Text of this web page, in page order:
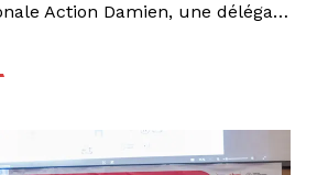
coordination nationale Action Damien, une délégation scientifique composée du professeur Bouke De Jong de l’Institut de Médecine Tropicale (IMT) et du professeur Marie-Josée Kabedi de l’Institut National de Recherche Biomédicale (INRB) pour un échange autour d’un projet de recherche sur la lèpre intitulée : « Etude sur la transmission et la résistance de Mycobacterium Leprae undefined Mycobacterium lepromatosis en Afrique ».Financée par la Leprosy Research Initiative (LRI), cette étude multicentrique, menée dans quatre pays africains (Burundi, Cameroun, Ghana, RDC), vise à mieux comprendre la transmission de la lèpre et la résistance aux médicaments antilépreux.Au cours de cette rencontre, nous avons échangé sur notre éventuelle participation à cette étude, dans le cadre de notre engagement dans la lutte contre la lèpre. Nous avons également discuté de la faisabilité et des modalités pratiques de sa mise en œuvre, notamment en ce qui concerne la surveillance de la résistance des bactéries aux traitements, un enjeu majeur pour garantir leur efficacité.En RDC, initialement prévue dans les provinces de Kinshasa et du Kongo Central, où le nombre de cas reste faible, l’étude pourrait être étendue à d’autres provinces plus endémiques, notamment le Tanganyika, la Tshopo et le Haut-Katanga, qui comptaient plus de 1 000 cas par an en 2024. Une telle extension permettrait de mieux documenter la situation, renforcer la surveillance de la maladie, de la résistance aux médicaments, ainsi qu’accroître l’impact des interventions sur le terrain.À l’échelle nationale, la lèpre demeure un problème de santé publique dans certaines provinces, malgré les efforts engagés ces dernières années. Tandis que les zones comme Kinshasa, enregistrent un faible nombre de cas, d’autres régions plus endémiques, citées ci-dessus, continuent de signaler un nombre élevé de nouveaux cas chaque année. Cette situation met en évidence la nécessité de renforcer le dépistage précoce, la sensibilisation des communautés et l’accès au traitement afin de limiter les complications et interrompre la transmission. Grâce à l’engagement des autorités sanitaires et des partenaires, des progrès sont réalisés, mais la lutte contre la maladie nécessite une vigilance constante et des interventions adaptées aux réalités locales.La lèpre, une infection chronique causée par la bactérie Mycobacterium leprae. Elle affecte principalement la peau, les nerfs périphériques (de mains et de pieds), les yeux en passant par les voies respiratoires supérieures. En l’absence de traitement, elle peut entraîner des déformations et des handicaps permanents. Heureusement, la maladie est curable grâce à la polychimiothérapie (MDT – Multi-Drug Therapy), qui combine généralement trois médicaments : la dapsone, la rifampicine et la clofazimine, administrés sur plusieurs mois pour garantir l’élimination de la bactérie et prévenir la transmission.Ainsi, cette rencontre représente une étape majeure dans le renforcement de la collaboration scientifique et de la recherche. Elle contribue à mieux comprendre la lèpre et à améliorer la prise en charge des patients en RDC, tout en consolidant nos efforts pour lutter efficacement contre cette maladie.